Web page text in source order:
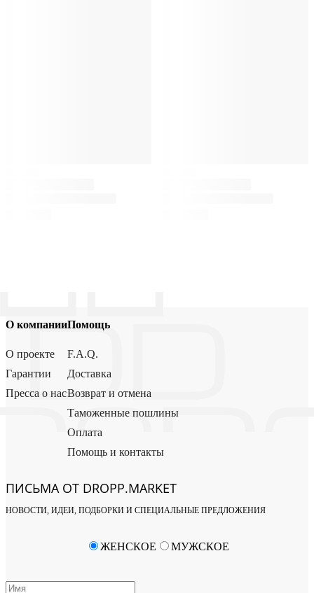
О компании
О проекте
Гарантии
Пресса о нас
Помощь
F.A.Q.
Доставка
Возврат и отмена
Таможенные пошлины
Оплата
Помощь и контакты
ПИСЬМА ОТ DROPP.MARKET
НОВОСТИ, ИДЕИ, ПОДБОРКИ И СПЕЦИАЛЬНЫЕ ПРЕДЛОЖЕНИЯ
ЖЕНСКОЕ МУЖСКОЕ